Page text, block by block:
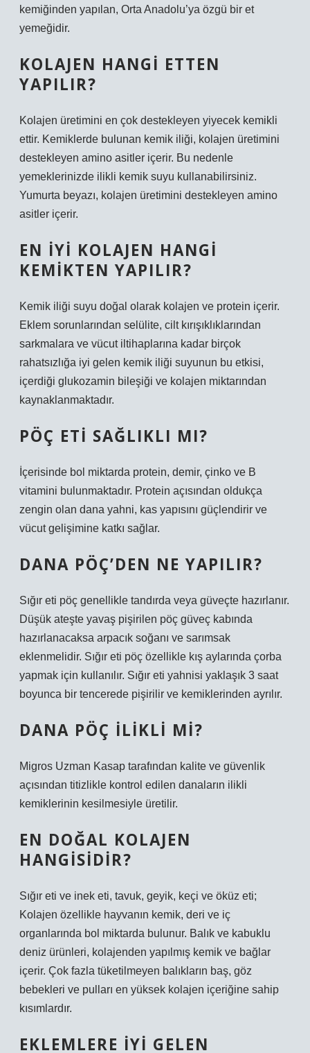
kemiğinden yapılan, Orta Anadolu’ya özgü bir et
yemeğidir.
KOLAJEN HANGI ETTEN
YAPILIR?
Kolajen üretimini en çok destekleyen yiyecek kemikli
ettir. Kemiklerde bulunan kemik iliği, kolajen üretimini
destekleyen amino asitler içerir. Bu nedenle
yemeklerinizde ilikli kemik suyu kullanabilirsiniz.
Yumurta beyazı, kolajen üretimini destekleyen amino
asitler içerir.
EN IYI KOLAJEN HANGI
KEMIKTEN YAPILIR?
Kemik iliği suyu doğal olarak kolajen ve protein içerir.
Eklem sorunlarından selülite, cilt kırışıklıklarından
sarkmalara ve vücut iltihaplarına kadar birçok
rahatsızlığa iyi gelen kemik iliği suyunun bu etkisi,
içerdiği glukozamin bileşiği ve kolajen miktarından
kaynaklanmaktadır.
PÖÇ ETI SAĞLIKLI MI?
İçerisinde bol miktarda protein, demir, çinko ve B
vitamini bulunmaktadır. Protein açısından oldukça
zengin olan dana yahni, kas yapısını güçlendirir ve
vücut gelişimine katkı sağlar.
DANA PÖÇ’DEN NE YAPILIR?
Sığır eti pöç genellikle tandırda veya güveçte hazırlanır.
Düşük ateşte yavaş pişirilen pöç güveç kabında
hazırlanacaksa arpacık soğanı ve sarımsak
eklenmelidir. Sığır eti pöç özellikle kış aylarında çorba
yapmak için kullanılır. Sığır eti yahnisi yaklaşık 3 saat
boyunca bir tencerede pişirilir ve kemiklerinden ayrılır.
DANA PÖÇ ILIKLI MI?
Migros Uzman Kasap tarafından kalite ve güvenlik
açısından titizlikle kontrol edilen danaların ilikli
kemiklerinin kesilmesiyle üretilir.
EN DOĞAL KOLAJEN
HANGISIDIR?
Sığır eti ve inek eti, tavuk, geyik, keçi ve öküz eti;
Kolajen özellikle hayvanın kemik, deri ve iç
organlarında bol miktarda bulunur. Balık ve kabuklu
deniz ürünleri, kolajenden yapılmış kemik ve bağlar
içerir. Çok fazla tüketilmeyen balıkların baş, göz
bebekleri ve pulları en yüksek kolajen içeriğine sahip
kısımlardır.
EKLEMLERE IYI GELEN